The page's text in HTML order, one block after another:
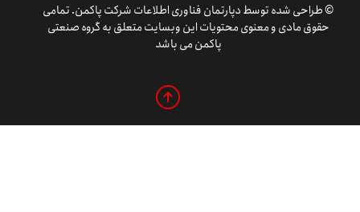
© طراحی شده توسط دپارتمان فناوری اطلاعات شرکت پاکمن. تمامی
حقوق مادی و معنوی محتویات این وبسایت متعلق به گروه صنعتی
پاکمن می باشد